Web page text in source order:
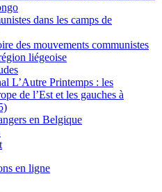
dans les camps de
des mouvements communistes
liégeoise
L’Autre Printemps : les
de l’Est et les gauches à
en Belgique